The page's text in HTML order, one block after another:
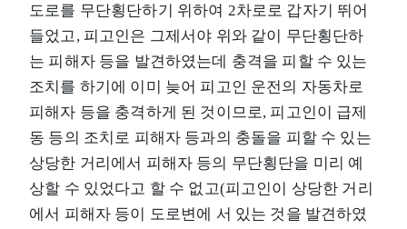
도로를 무단횡단하기 위하여 2차로로 갑자기 뛰어
들었고, 피고인은 그제서야 위와 같이 무단횡단하
는 피해자 등을 발견하였는데 충격을 피할 수 있는
조치를 하기에 이미 늦어 피고인 운전의 자동차로
피해자 등을 충격하게 된 것이므로, 피고인이 급제
동 등의 조치로 피해자 등과의 충돌을 피할 수 있는
상당한 거리에서 피해자 등의 무단횡단을 미리 예
상할 수 있었다고 할 수 없고(피고인이 상당한 거리
에서 피해자 등이 도로변에 서 있는 것을 발견하였